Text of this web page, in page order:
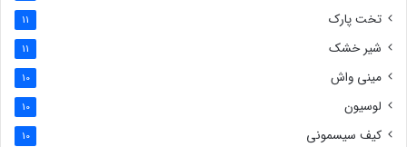
تخت پارک
11
شیر خشک 11
مینی واش 10
لوسیون 10
کیف سیسمونی 10